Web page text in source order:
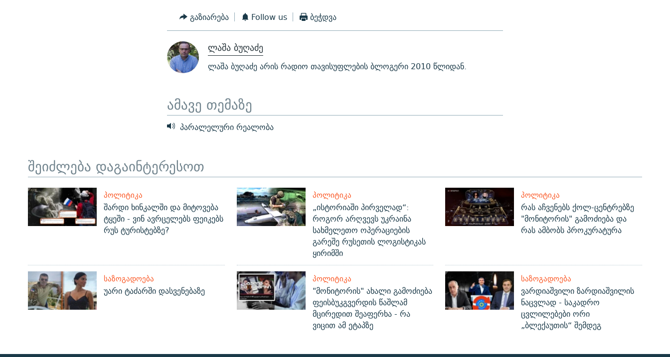
გაზიარება Follow us ბეჭდვა
ლაშა ბუღაძე
ლაშა ბუღაძე არის რადიო თავისუფლების ბლოგერი 2010 წლიდან.
ამავე თემაზე
პარალელური რეალობა
შეიძლება დაგაინტერესოთ
ᲞᲝᲚᲘᲢᲘᲙᲐ
შარდი ხინკალში და მიტოვება
ტყეში - ვინ ავრცელებს ფეიკებს
რუს ტურისტებზე?
ᲞᲝᲚᲘᲢᲘᲙᲐ
„ისტორიაში პირველად“:
როგორ არღვევს უკრაინა
სახმელეთო ოპერაციების
გარეშე რუსეთის ლოგისტიკას
ყირიმში
ᲞᲝᲚᲘᲢᲘᲙᲐ
რას აჩვენებს ქოლ-ცენტრებზე
"მონიტორის" გამოძიება და
რას ამბობს პროკურატურა
ᲡᲐᲖᲝᲒᲐᲓᲝᲔᲑᲐ
უარი ტაძარში დასვენებაზე
ᲞᲝᲚᲘᲢᲘᲙᲐ
"მონიტორის" ახალი გამოძიება
ფეისბუკგვერდის წაშლამ
მცირედით შეაფერხა - რა
ვიცით ამ ეტაპზე
ᲡᲐᲖᲝᲒᲐᲓᲝᲔᲑᲐ
ვარდიაშვილი ზარდიაშვილის
ნაცვლად - საკადრო
ცვლილებები ორი
„ბლექაუთის“ შემდეგ